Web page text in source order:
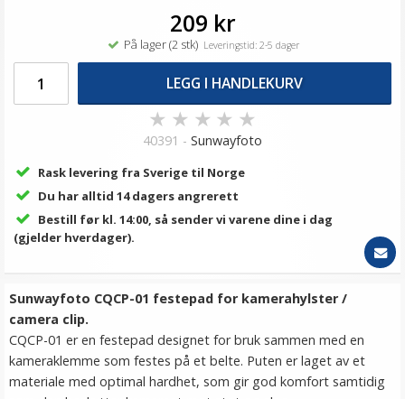
209 kr
På lager (2 stk)Leveringstid: 2-5 dager
LEGG I HANDLEKURV
★ ★ ★ ★ ★
40391 - Sunwayfoto
Rask levering fra Sverige til Norge
Du har alltid 14 dagers angrerett
Bestill før kl. 14:00, så sender vi varene dine i dag
(gjelder hverdager).
Sunwayfoto CQCP-01 festepad for kamerahylster /
camera clip.
CQCP-01 er en festepad designet for bruk sammen med en
kameraklemme som festes på et belte. Puten er laget av et
materiale med optimal hardhet, som gir god komfort samtidig